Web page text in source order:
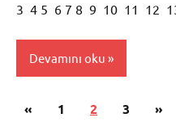
3 4 5 6 7 8 9 10 11 12
Devamını oku
Foto
Yazı
«Önceki
1 2 3 »